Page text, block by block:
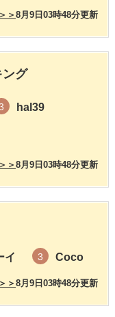
8月9日03時48分更新
＞
ング
hal39
8月9日03時48分更新
＞
イ 3 Coco
8月9日03時48分更新
＞